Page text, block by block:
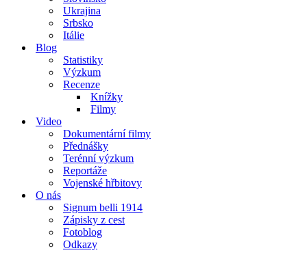
Ukrajina
Srbsko
Itálie
Blog
Statistiky
Výzkum
Recenze
Knížky
Filmy
Video
Dokumentární filmy
Přednášky
Terénní výzkum
Reportáže
Vojenské hřbitovy
O nás
Signum belli 1914
Zápisky z cest
Fotoblog
Odkazy